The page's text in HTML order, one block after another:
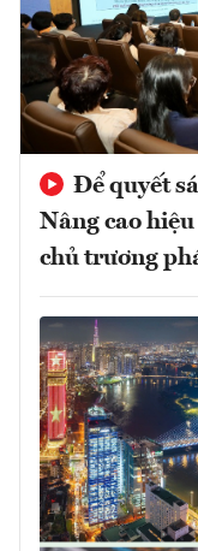
Để quyết
Nâng cao
chủ trương